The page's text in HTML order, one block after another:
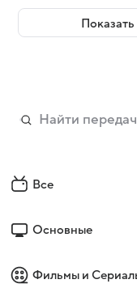
Все
Основные
Фильмы и